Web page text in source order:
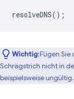
resolveDNS();
Wichtig:Fügen
Schrägstrich nicht in
beispielsweise ungültig.